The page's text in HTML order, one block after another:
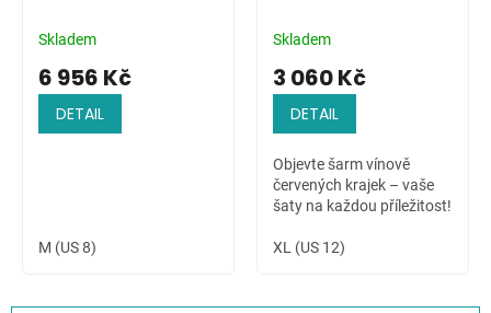
pajetkami
Skladem
6 956 Kč
DETAIL
M (US 8)
Skladem
3 060 Kč
DETAIL
Objevte šarm vínově
červených krajek – vaše
šaty na každou příležitost!
XL (US 12)